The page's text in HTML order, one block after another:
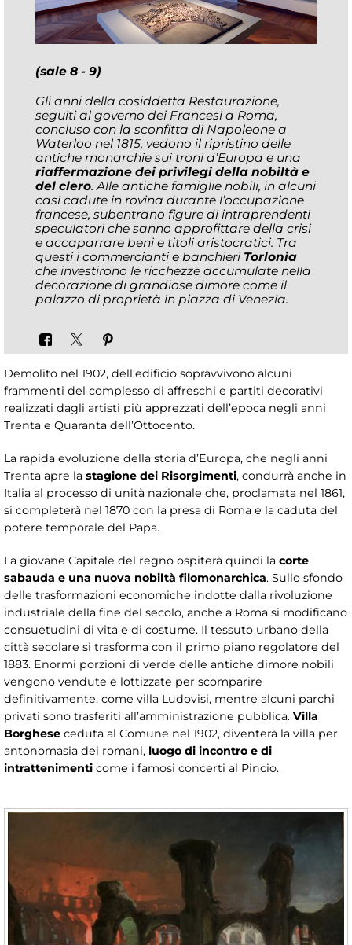
(sale 8 - 9)
Gli anni della cosiddetta Restaurazione,
seguiti al governo dei Francesi a Roma,
concluso con la sconfitta di Napoleone a
Waterloo nel 1815, vedono il ripristino delle
antiche monarchie sui troni d’Europa e una
riaffermazione dei privilegi della nobiltà e
del clero. Alle antiche famiglie nobili, in alcuni
casi cadute in rovina durante l’occupazione
francese, subentrano figure di intraprendenti
speculatori che sanno approfittare della crisi
e accaparrare beni e titoli aristocratici. Tra
questi i commercianti e banchieri Torlonia
che investirono le ricchezze accumulate nella
decorazione di grandiose dimore come il
palazzo di proprietà in piazza di Venezia.
Demolito nel 1902, dell’edificio sopravvivono alcuni
frammenti del complesso di affreschi e partiti decorativi
realizzati dagli artisti più apprezzati dell’epoca negli anni
Trenta e Quaranta dell’Ottocento.
La rapida evoluzione della storia d’Europa, che negli anni
Trenta apre la stagione dei Risorgimenti, condurrà anche in
Italia al processo di unità nazionale che, proclamata nel 1861,
si completerà nel 1870 con la presa di Roma e la caduta del
potere temporale del Papa.
La giovane Capitale del regno ospiterà quindi la corte
sabauda e una nuova nobiltà filomonarchica. Sullo sfondo
delle trasformazioni economiche indotte dalla rivoluzione
industriale della fine del secolo, anche a Roma si modificano
consuetudini di vita e di costume. Il tessuto urbano della
città secolare si trasforma con il primo piano regolatore del
1883. Enormi porzioni di verde delle antiche dimore nobili
vengono vendute e lottizzate per scomparire
definitivamente, come villa Ludovisi, mentre alcuni parchi
privati sono trasferiti all’amministrazione pubblica. Villa
Borghese ceduta al Comune nel 1902, diventerà la villa per
antonomasia dei romani, luogo di incontro e di
intrattenimenti come i famosi concerti al Pincio.